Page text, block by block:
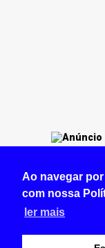
Ao navegar
com nossa
ler mais